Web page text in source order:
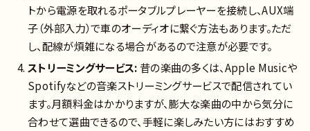
トから電源を取れるポータブルプレーヤーを接続し、AUX端
子（外部入力）で車のオーディオに繋ぐ方法もあります。ただ
し、配線が煩雑になる場合があるので注意が必要です。
ストリーミングサービス:昔の楽曲の多くは、Apple Musicや
Spotifyなどの音楽ストリーミングサービスで配信されてい
ます。月額料金はかかりますが、膨大な楽曲の中から気分に
合わせて選曲できるので、手軽に楽しみたい方にはおすすめ